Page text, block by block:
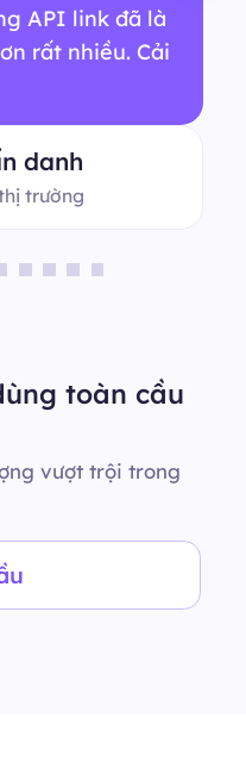
API link đã là
rất nhiều. Cải
danh
trường
toàn cầu
vượt trội trong